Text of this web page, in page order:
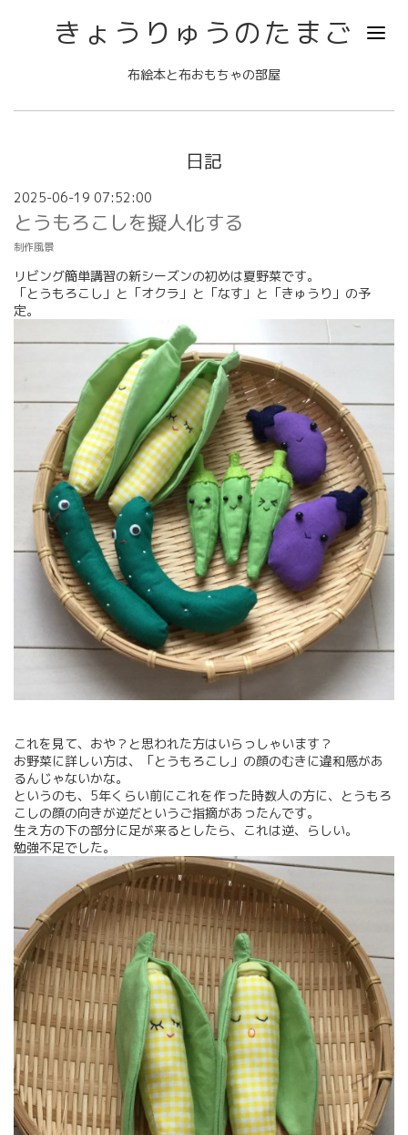
きょうりゅうのたまご
布絵本と布おもちゃの部屋
日記
2025-06-19 07:52:00
とうもろこしを擬人化する
制作風景
リビング簡単講習の新シーズンの初めは夏野菜です。
「とうもろこし」と「オクラ」と「なす」と「きゅうり」の予
定。
これを見て、おや？と思われた方はいらっしゃいます？
お野菜に詳しい方は、「とうもろこし」の顔のむきに違和感があ
るんじゃないかな。
というのも、5年くらい前にこれを作った時数人の方に、とうもろ
こしの顔の向きが逆だというご指摘があったんです。
生え方の下の部分に足が来るとしたら、これは逆、らしい。
勉強不足でした。